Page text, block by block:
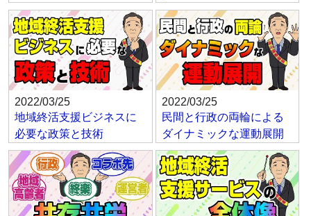
2022/03/25
地域終活支援ビジネスに
必要な政策と技術
2022/03/25
民間と行政の両輪による
ダイナミックな運動展開